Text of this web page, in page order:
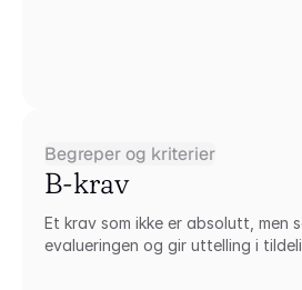
Begreper og kriterier
B-krav
Et krav som ikke er absolutt, men
evalueringen og gir uttelling i